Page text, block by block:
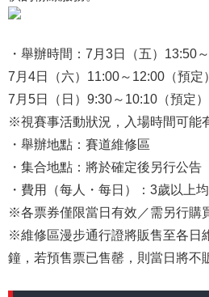
・舉辦時間：7月3日（五）13:50
7月4日（六）11:00～12:00（預定）
7月5日（日）9:30～10:10（預定）
※視賽事活動狀況，入場時間可能
・舉辦地點：賽道維修區
・集合地點：將於確定後另行公告
・費用（每人・每日）：3歲以上
※各票券僅限當日有效／需另行購
※維修區漫步通行證將販售至各日
鐘，若預售票已售罄，則當日將不